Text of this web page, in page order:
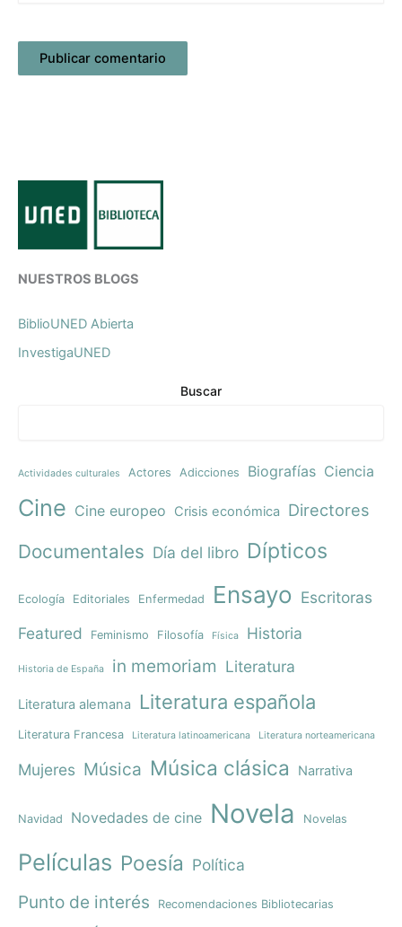
NUESTROS BLOGS
BiblioUNED Abierta
InvestigaUNED
Buscar
Actividades culturales Actores Adicciones Biografías Ciencia
Cine Cine europeo Crisis económica Directores
Documentales Día del libro Dípticos
Ecología Editoriales Enfermedad Ensayo Escritoras
Featured
Feminismo Filosofía Física Historia
Historia de España in memoriam Literatura
Literatura alemana Literatura española
Literatura Francesa Literatura latinoamericana Literatura norteamericana
Mujeres Música Música clásica Narrativa
Navidad Novedades de cine Novela Novelas
Películas Poesía Política
Punto de interés Recomendaciones Bibliotecarias